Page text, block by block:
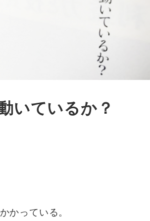
いているか？
かっている。